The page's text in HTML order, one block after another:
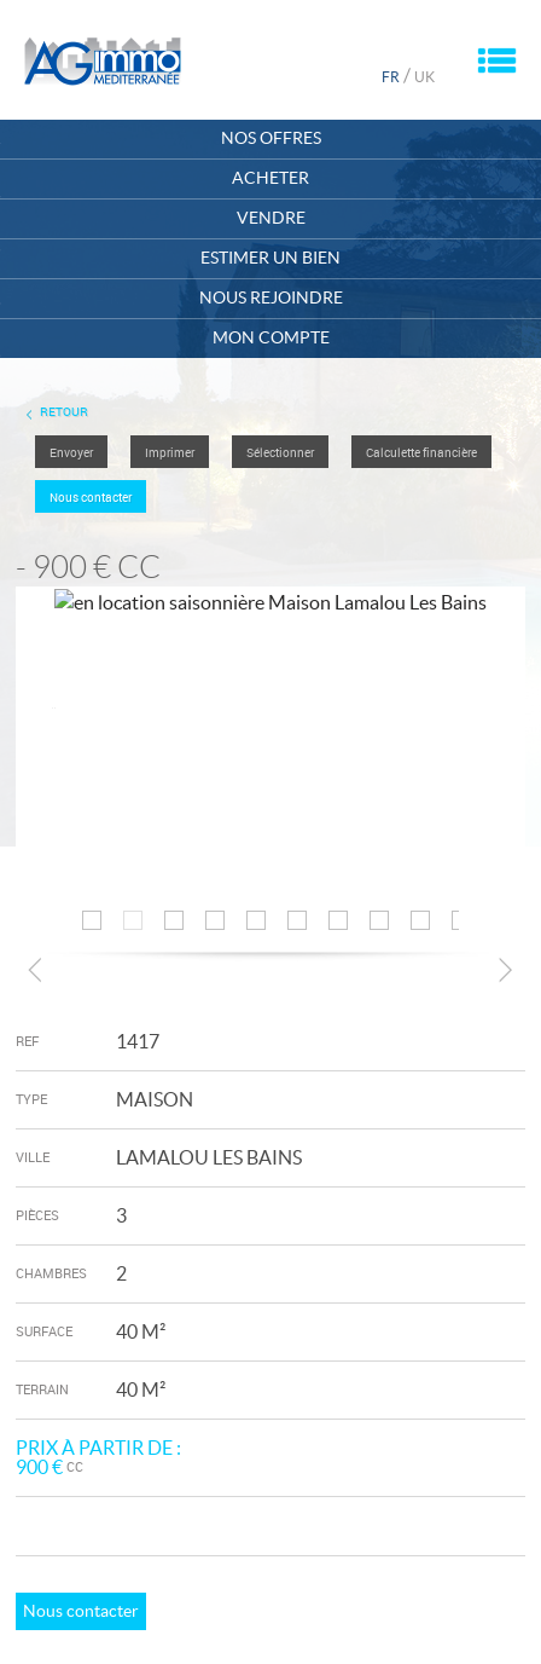
FR / UK
ACCUEIL
MON COMPTE
NOS OFFRES
ACHETER
VENDRE
ESTIMER UN BIEN
NOUS REJOINDRE
MON COMPTE
RETOUR
Envoyer Imprimer Sélectionner Calculette financière
Nous contacter
- 900 € CC
REF 1417
TYPE MAISON
VILLE LAMALOU LES BAINS
PIÈCES 3
CHAMBRES 2
SURFACE 40 M²
TERRAIN 40 M²
PRIX À PARTIR DE :
900 €CC
Nous contacter